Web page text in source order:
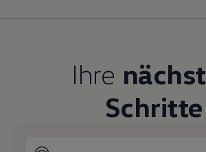
Ihre
Schritte